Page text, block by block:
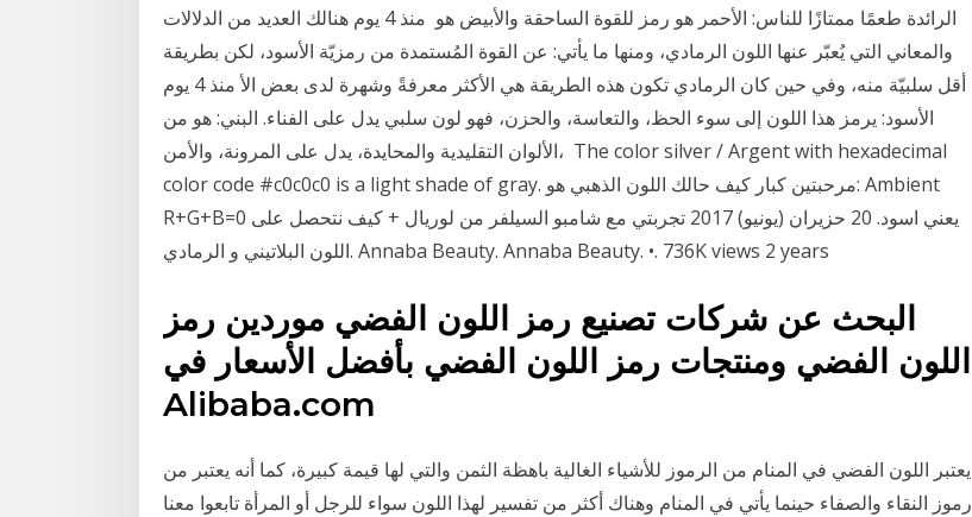
الرائدة طعمًا ممتازًا للناس: الأحمر هو رمز للقوة الساحقة والأبيض هو منذ 4 يوم هنالك العديد من الدلالات
والمعاني التي يُعبّر عنها اللون الرمادي، ومنها ما يأتي: عن القوة المُستمدة من رمزيّة الأسود، لكن بطريقة
أقل سلبيّة منه، وفي حين كان الرمادي تكون هذه الطريقة هي الأكثر معرفةً وشهرة لدى بعض الأ منذ 4 يوم
الأسود: يرمز هذا اللون إلى سوء الحظ، والتعاسة، والحزن، فهو لون سلبي يدل على الفناء. البني: هو من
الألوان التقليدية والمحايدة، يدل على المرونة، والأمن، The color silver / Argent with hexadecimal
color code #c0c0c0 is a light shade of gray. مرحبتين كبار كيف حالك اللون الذهبي هو: Ambient
R+G+B=0 يعني اسود. 20 حزيران (يونيو) 2017 تجربتي مع شامبو السيلفر من لوريال + كيف نتحصل على
اللون البلاتيني و الرمادي. Annaba Beauty. Annaba Beauty. •. 736K views 2 years
البحث عن شركات تصنيع رمز اللون الفضي موردين رمز
اللون الفضي ومنتجات رمز اللون الفضي بأفضل الأسعار في
Alibaba.com
يعتبر اللون الفضي في المنام من الرموز للأشياء الغالية باهظة الثمن والتي لها قيمة كبيرة، كما أنه يعتبر من
رموز النقاء والصفاء حينما يأتي في المنام وهناك أكثر من تفسير لهذا اللون سواء للرجل أو المرأة تابعوا معنا